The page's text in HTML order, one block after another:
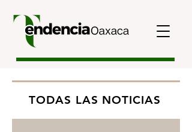
TODAS LAS NOTICIAS